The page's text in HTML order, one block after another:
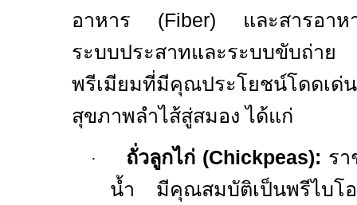
อาหาร (Fiber) และสารอาห
ระบบประสาทและระบบขับ
พรีเมียมที่มีคุณประโยชน์โดดเด่น
สุขภาพลำไส้สู่สมอง ได้แก่
· ถั่วลูกไก่ (Chickpeas): รา
น้ำ มีคุณสมบัติเป็นพรีไบโ